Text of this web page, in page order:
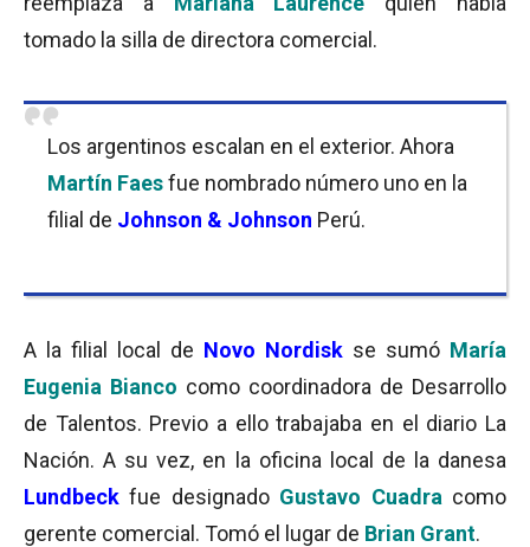
tomado la silla de directora comercial.
Los argentinos escalan en el exterior. Ahora
Martín Faesfue nombrado número uno en la
filial de Johnson & Johnson Perú.
A la filial local de Novo Nordisk se sumó María
Eugenia Bianco como coordinadora de Desarrollo
de Talentos. Previo a ello trabajaba en el diario La
Nación. A su vez, en la oficina local de la danesa
Lundbeck fue designado Gustavo Cuadra como
gerente comercial. Tomó el lugar de Brian Grant.